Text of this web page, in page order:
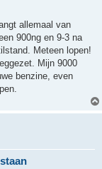
allemaal van
900ng en 9-3 na
Meteen lopen!
Mijn 9000
benzine, even